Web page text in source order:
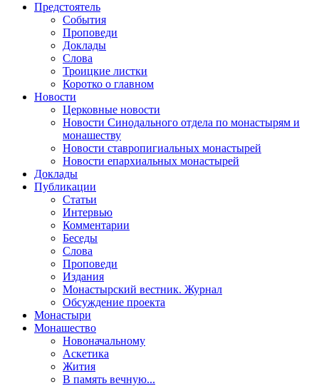
Предстоятель
События
Проповеди
Доклады
Слова
Троицкие листки
Коротко о главном
Новости
Церковные новости
Новости Синодального отдела по монастырям и
монашеству
Новости ставропигиальных монастырей
Новости епархиальных монастырей
Доклады
Публикации
Статьи
Интервью
Комментарии
Беседы
Слова
Проповеди
Издания
Монастырский вестник. Журнал
Обсуждение проекта
Монастыри
Монашество
Новоначальному
Аскетика
Жития
В память вечную...